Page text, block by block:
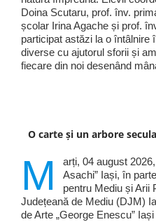
Doina Scutaru, prof. înv.
școlar Irina Agache și prof.
participat astăzi la o întâlnire
diverse cu ajutorul sforii și
fiecare din noi desenând
O carte și un arbore
M
arți, 04 august
Asachi” Iași, în
pentru Mediu și Arii
Județeană de Mediu (DJM)
de Arte „George Enescu”